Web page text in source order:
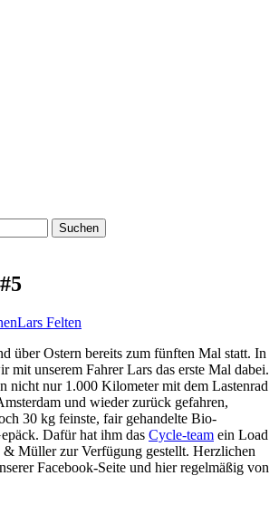
Rad e.V.
Lars Felten
über Ostern bereits zum fünften Mal statt. In
mit unserem Fahrer Lars das erste Mal dabei.
nicht nur 1.000 Kilometer mit dem Lastenrad
und wieder zurück gefahren,
30 kg feinste, fair gehandelte Bio-
Dafür hat ihm das Cycle-team ein Load
& Müller zur Verfügung gestellt. Herzlichen
Facebook-Seite und hier regelmäßig von